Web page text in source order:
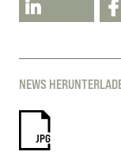
NEWS
JPG